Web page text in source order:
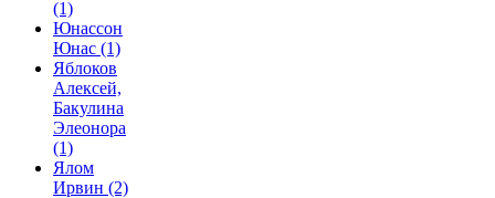
(1)
Юнассон
Юнас (1)
Яблоков
Алексей,
Бакулина
Элеонора
(1)
Ялом
Ирвин (2)